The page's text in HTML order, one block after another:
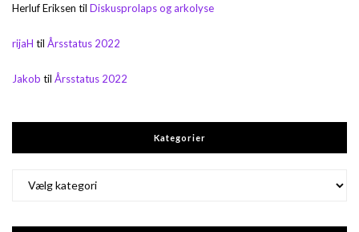
Herluf Eriksen til Diskusprolaps og arkolyse
rijaH til Årsstatus 2022
Jakob til Årsstatus 2022
Kategorier